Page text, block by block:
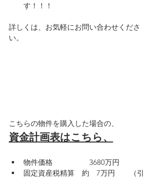
す！！！
詳しくは、お気軽にお問い合わせくださ
い。
こちらの物件を購入した場合の、
資金計画表はこちら、
物件価格　　　　　3680万円
固定資産税精算　約　7万円　　（引